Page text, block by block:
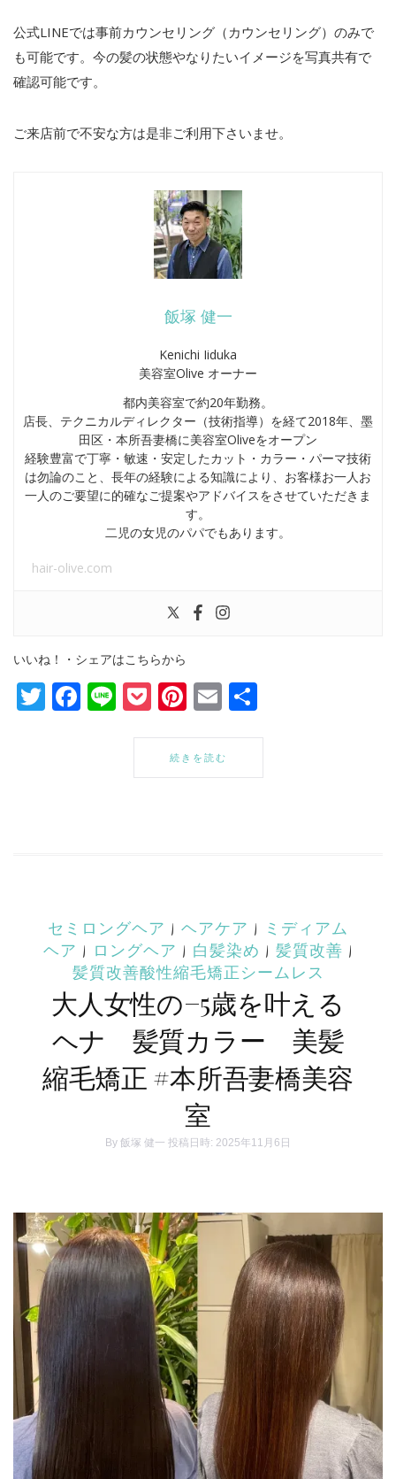
公式LINEでは事前カウンセリング（カウンセリング）のみで
も可能です。今の髪の状態やなりたいイメージを写真共有で
確認可能です。
ご来店前で不安な方は是非ご利用下さいませ。
飯塚 健一
Kenichi Iiduka
美容室Olive オーナー
都内美容室で約20年勤務。
店長、テクニカルディレクター（技術指導）を経て2018年、墨
田区・本所吾妻橋に美容室Oliveをオープン
経験豊富で丁寧・敏速・安定したカット・カラー・パーマ技術
は勿論のこと、長年の経験による知識により、お客様お一人お
一人のご要望に的確なご提案やアドバイスをさせていただきま
す。
二児の女児のパパでもあります。
hair-olive.com
いいね！・シェアはこちらから
Twitter
Facebook
LinePocket
Pinterest
Email
続きを読む
セミロングヘア | ヘアケア | ミディアム
ヘア | ロングヘア | 白髪染め | 髪質改善 |
髪質改善酸性縮毛矯正シームレス
大人女性の−5歳を叶える
ヘナ 髪質カラー 美髪
縮毛矯正 #本所吾妻橋美容
室
By 飯塚 健一 投稿日時: 2025年11月6日